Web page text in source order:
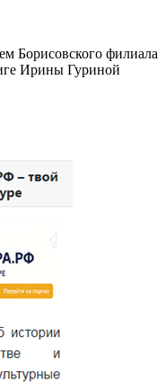
Борисовского филиала
Ирины Гуриной